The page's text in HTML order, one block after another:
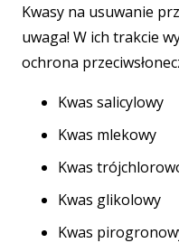
Kwasy na usuwanie
uwaga! W ich trakcie
ochrona
Kwas salicylowy
Kwas mlekowy
Kwas
Kwas glikolowy
Kwas